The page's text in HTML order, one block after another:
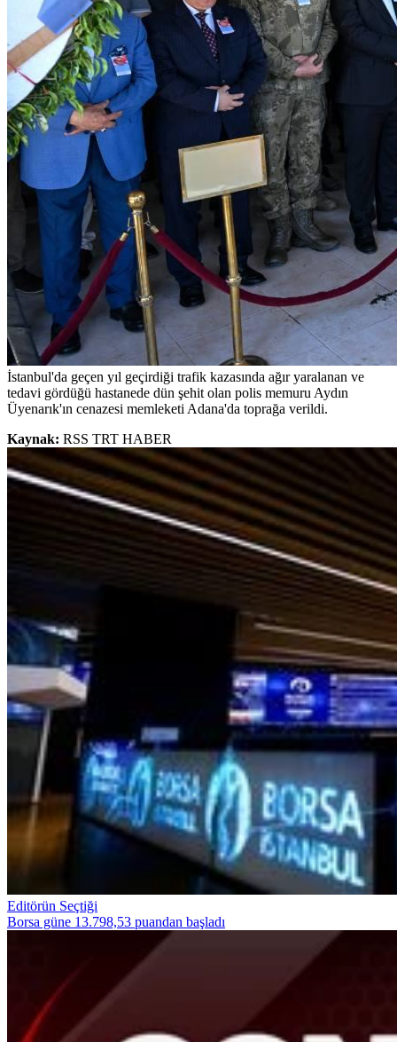
İstanbul'da geçen yıl geçirdiği trafik kazasında ağır yaralanan ve
tedavi gördüğü hastanede dün şehit olan polis memuru Aydın
Üyenarık'ın cenazesi memleketi Adana'da toprağa verildi.
Kaynak: RSS TRT HABER
Editörün Seçtiği
Borsa güne 13.798,53 puandan başladı